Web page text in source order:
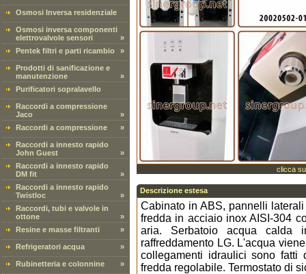
Osmosi Inversa residenziale
Osmosi inversa componenti
elettrovalvole sensori
»
Pentek filtri e parti ricambio
»
Prodotti di sanificazione e
manutenzione
»
Purificatori sopralavello
Raccordi a compressione
Jaco
»
Raccordi a compressione
»
Raccordi a innesto rapido
John Guest
»
Raccordi a innesto rapido
DM fit
»
Raccordi a innesto rapido
Twistloc
»
Raccordi, tubi e valvole in
ottone
»
Resine e masse filtranti
»
Refrigeratori acqua »
Rubinetteria e colonnine »
clicca
Descrizione estesa
Cabinato in ABS, pannelli
fredda in acciaio inox AISI-304
aria. Serbatoio acqua calda
raffreddamento LG. L'acqua
collegamenti idraulici sono fatti
fredda regolabile. Termostato di